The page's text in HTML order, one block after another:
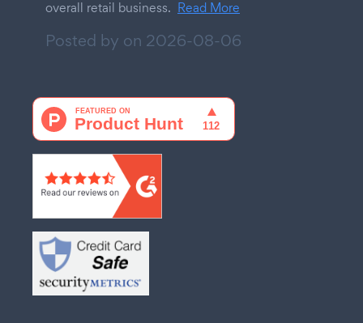
overall retail business. Read More
Posted by on 2026-08-06